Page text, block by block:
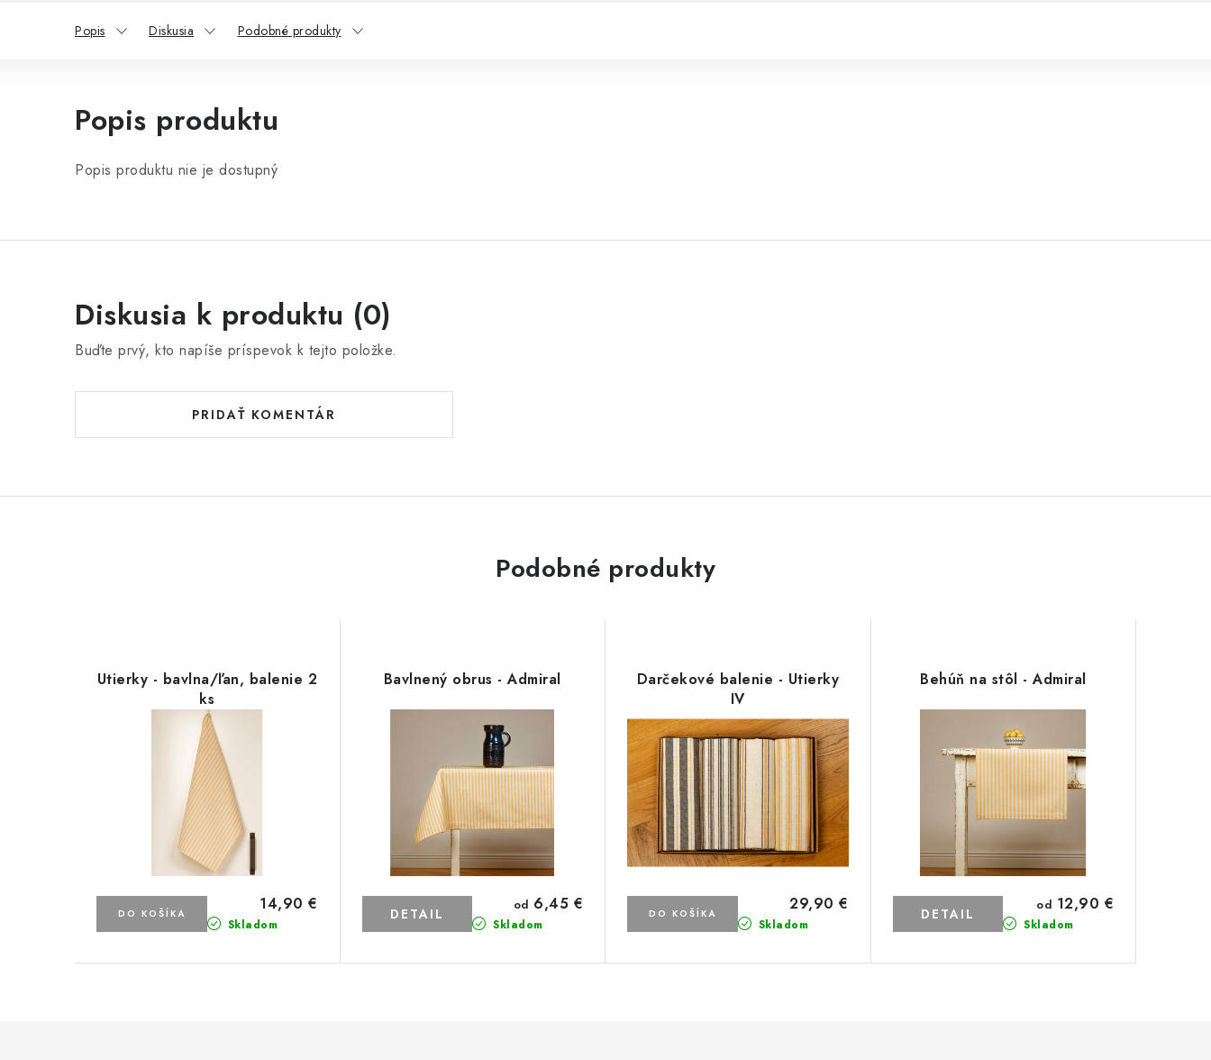
Popis Diskusia Podobné produkty
Popis produktu
Popis produktu nie je dostupný
Diskusia k produktu (0)
Buďte prvý, kto napíše príspevok k tejto položke.
PRIDAŤ KOMENTÁR
Podobné produkty
Utierky - bavlna/ľan, balenie 2
ks
Skladom
14,90 €
DO KOŠÍKA
Bavlnený obrus - Admiral
Skladom
od 6,45 €
DETAIL
Darčekové balenie - Utierky
IV
Skladom
29,90 €
DO KOŠÍKA
Behúň na stôl - Admiral
Skladom
od 12,90 €
DETAIL